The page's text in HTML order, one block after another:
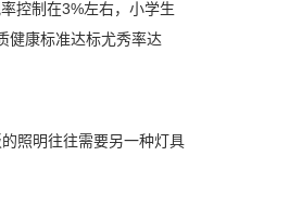
控制在3%左右，小学生
健康标准达标尤秀率达
照明往往需要另一种灯具